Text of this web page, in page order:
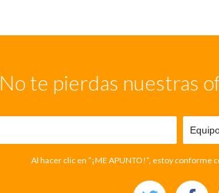
No te pierdas nuestras
Al hacer clic en “¡ME APUNTO!”, estoy conforme